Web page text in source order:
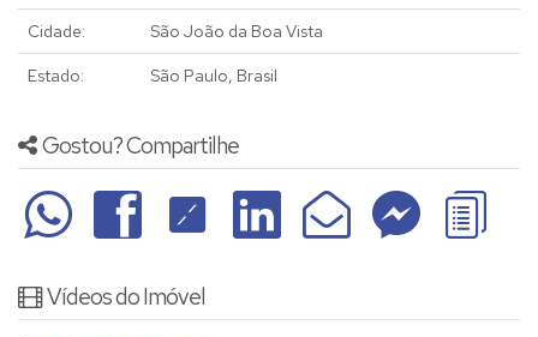
Cidade: São João da Boa Vista
Estado: São Paulo, Brasil
Gostou? Compartilhe
Vídeos do Imóvel